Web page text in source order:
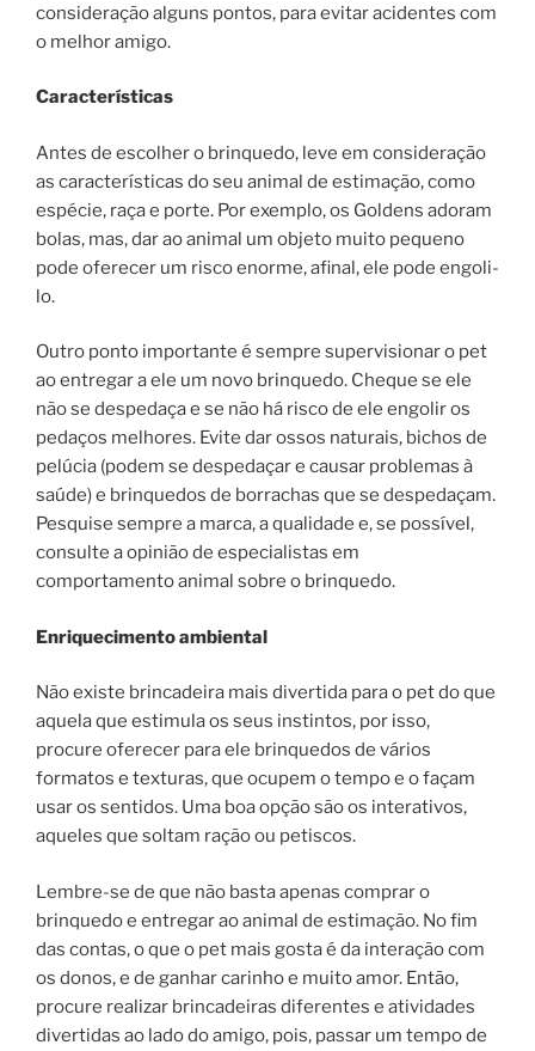
consideração alguns pontos, para evitar acidentes com
o melhor amigo.
Características
Antes de escolher o brinquedo, leve em consideração
as características do seu animal de estimação, como
espécie, raça e porte. Por exemplo, os Goldens adoram
bolas, mas, dar ao animal um objeto muito pequeno
pode oferecer um risco enorme, afinal, ele pode engoli-
lo.
Outro ponto importante é sempre supervisionar o pet
ao entregar a ele um novo brinquedo. Cheque se ele
não se despedaça e se não há risco de ele engolir os
pedaços melhores. Evite dar ossos naturais, bichos de
pelúcia (podem se despedaçar e causar problemas à
saúde) e brinquedos de borrachas que se despedaçam.
Pesquise sempre a marca, a qualidade e, se possível,
consulte a opinião de especialistas em
comportamento animal sobre o brinquedo.
Enriquecimento ambiental
Não existe brincadeira mais divertida para o pet do que
aquela que estimula os seus instintos, por isso,
procure oferecer para ele brinquedos de vários
formatos e texturas, que ocupem o tempo e o façam
usar os sentidos. Uma boa opção são os interativos,
aqueles que soltam ração ou petiscos.
Lembre-se de que não basta apenas comprar o
brinquedo e entregar ao animal de estimação. No fim
das contas, o que o pet mais gosta é da interação com
os donos, e de ganhar carinho e muito amor. Então,
procure realizar brincadeiras diferentes e atividades
divertidas ao lado do amigo, pois, passar um tempo de